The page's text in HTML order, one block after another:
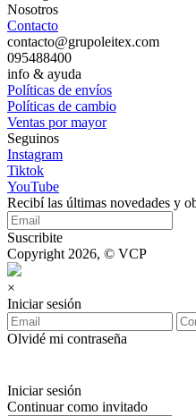
Nosotros
Contacto
contacto@grupoleitex.com
095488400
info & ayuda
Políticas de envíos
Políticas de cambio
Ventas por mayor
Seguinos
Instagram
Tiktok
YouTube
Recibí las últimas novedades y
Suscribite
Copyright 2026, © VCP
×
Iniciar sesión
Olvidé mi contraseña
Iniciar sesión
Continuar como invitado